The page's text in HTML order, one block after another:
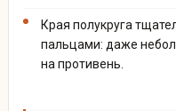
Края полукруга
пальцами: даже
на противень.